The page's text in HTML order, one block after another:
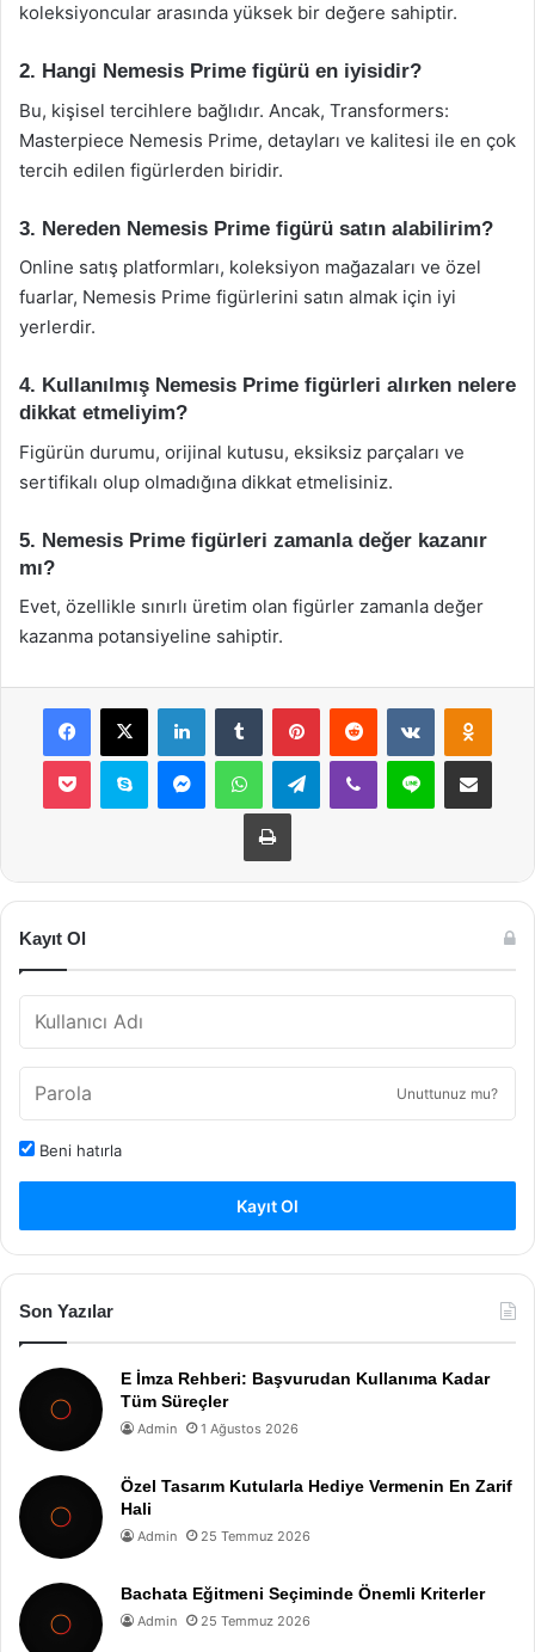
koleksiyoncular arasında yüksek bir değere sahiptir.
2. Hangi Nemesis Prime figürü en iyisidir?
Bu, kişisel tercihlere bağlıdır. Ancak, Transformers:
Masterpiece Nemesis Prime, detayları ve kalitesi ile en çok
tercih edilen figürlerden biridir.
3. Nereden Nemesis Prime figürü satın alabilirim?
Online satış platformları, koleksiyon mağazaları ve özel
fuarlar, Nemesis Prime figürlerini satın almak için iyi
yerlerdir.
4. Kullanılmış Nemesis Prime figürleri alırken nelere
dikkat etmeliyim?
Figürün durumu, orijinal kutusu, eksiksiz parçaları ve
sertifikalı olup olmadığına dikkat etmelisiniz.
5. Nemesis Prime figürleri zamanla değer kazanır
mı?
Evet, özellikle sınırlı üretim olan figürler zamanla değer
kazanma potansiyeline sahiptir.
Facebook
X LinkedInTumblr PinterestReddit VKontakte
Pocket Skype MessengerWhatsAppTelegramViber Line E-Posta ile
Yazdır
Kayıt Ol
Unuttunuz mu?
Beni hatırla
Kayıt Ol
Son Yazılar
E İmza Rehberi: Başvurudan Kullanıma Kadar
Tüm Süreçler
Admin 1 Ağustos 2026
Özel Tasarım Kutularla Hediye Vermenin En Zarif
Hali
Admin 25 Temmuz 2026
Bachata Eğitmeni Seçiminde Önemli Kriterler
Admin 25 Temmuz 2026